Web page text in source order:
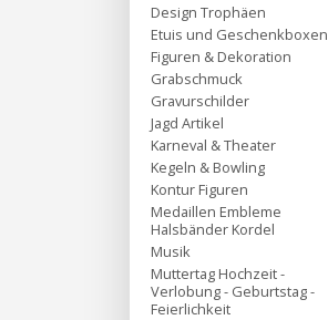
Design Trophäen
Etuis und Geschenkboxen
Figuren & Dekoration
Grabschmuck
Gravurschilder
Jagd Artikel
Karneval & Theater
Kegeln & Bowling
Kontur Figuren
Medaillen Embleme
Halsbänder Kordel
Musik
Muttertag Hochzeit -
Verlobung - Geburtstag -
Feierlichkeit